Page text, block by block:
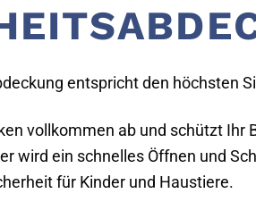
entspricht den höchsten
vollkommen ab und schützt Ihr
wird ein schnelles Öffnen und
für Kinder und Haustiere.